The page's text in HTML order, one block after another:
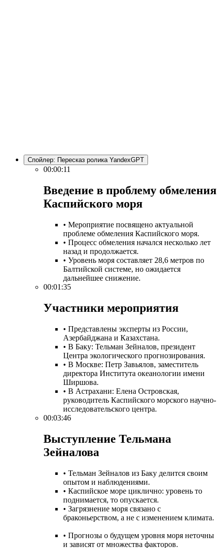
Спойлер: Пересказ ролика YandexGPT
00:00:11
Введение в проблему обмеления
Каспийского моря​
• Мероприятие посвящено актуальной
проблеме обмеления Каспийского моря.
• Процесс обмеления начался несколько лет
назад и продолжается.
• Уровень моря составляет 28,6 метров по
Балтийской системе, но ожидается
дальнейшее снижение.
00:01:35
Участники мероприятия​
• Представлены эксперты из России,
Азербайджана и Казахстана.
• В Баку: Тельман Зейналов, президент
Центра экологического прогнозирования.
• В Москве: Петр Завьялов, заместитель
директора Института океанологии имени
Ширшова.
• В Астрахани: Елена Островская,
руководитель Каспийского морского научно-
исследовательского центра.
00:03:46
Выступление Тельмана
Зейналова​
• Тельман Зейналов из Баку делится своим
опытом и наблюдениями.
• Каспийское море циклично: уровень то
поднимается, то опускается.
• Загрязнение моря связано с
браконьерством, а не с изменением климата.
• Прогнозы о будущем уровня моря неточны
и зависят от множества факторов.